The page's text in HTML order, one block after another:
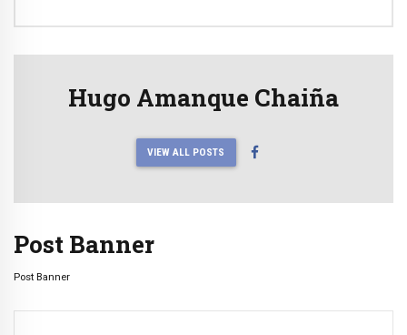
Hugo Amanque Chaiña
VIEW ALL POSTS
Post Banner
Post Banner